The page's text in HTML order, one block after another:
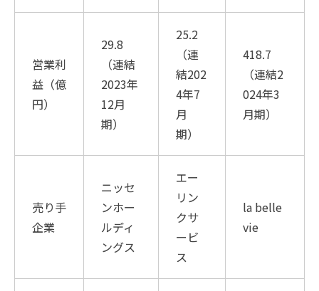
営業利
益（億
円）
29.8
（連結
2023年
12月
期）
25.2
（連
結202
4年7
月
期）
418.7
（連結2
024年3
月期）
売り手
企業
ニッセ
ンホー
ルディ
ングス
エー
リン
クサ
ービ
ス
la belle
vie